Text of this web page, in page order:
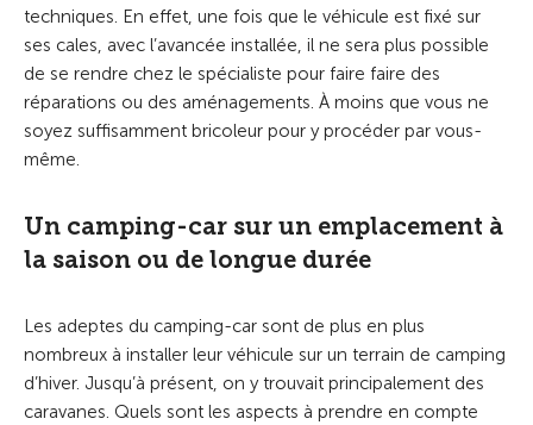
techniques. En effet, une fois que le véhicule est fixé sur
ses cales, avec l’avancée installée, il ne sera plus possible
de se rendre chez le spécialiste pour faire faire des
réparations ou des aménagements. À moins que vous ne
soyez suffisamment bricoleur pour y procéder par vous-
même.
Un camping-car sur un emplacement à
la saison ou de longue durée
Les adeptes du camping-car sont de plus en plus
nombreux à installer leur véhicule sur un terrain de camping
d’hiver. Jusqu’à présent, on y trouvait principalement des
caravanes. Quels sont les aspects à prendre en compte